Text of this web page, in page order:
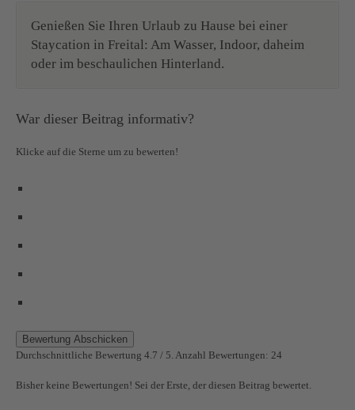
Genießen Sie Ihren Urlaub zu Hause bei einer
Staycation in Freital: Am Wasser, Indoor, daheim
oder im beschaulichen Hinterland.
War dieser Beitrag informativ?
Klicke auf die Sterne um zu bewerten!
Bewertung Abschicken
Durchschnittliche Bewertung 4.7 / 5. Anzahl Bewertungen: 24
Bisher keine Bewertungen! Sei der Erste, der diesen Beitrag bewertet.